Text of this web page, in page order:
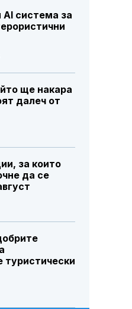
система за
ще накара
далеч от
за които
да се
туристически